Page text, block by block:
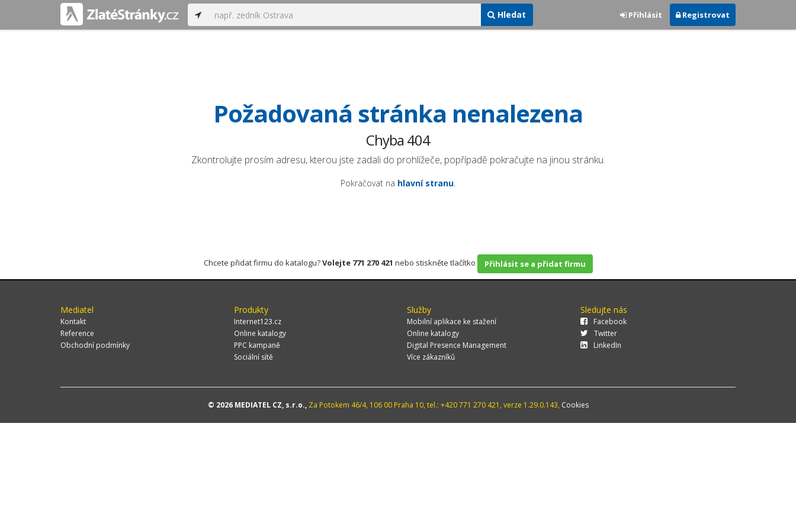
Hledat Přihlásit Registrovat
Požadovaná stránka nenalezena
Chyba 404
Zkontrolujte prosím adresu, kterou jste zadali do prohlížeče, popřípadě pokračujte na jinou stránku.
Pokračovat na hlavní stranu.
Chcete přidat firmu do katalogu?Volejte 771 270 421 nebo stiskněte tlačítko Přihlásit se a přidat firmu
Mediatel
Kontakt
Reference
Obchodní podmínky
Produkty
Internet123.cz
Online katalogy
PPC kampaně
Sociální sítě
Služby
Mobilní aplikace ke stažení
Online katalogy
Digital Presence Management
Více zákazníků
Sledujte nás
Facebook
Twitter
LinkedIn
© 2026 MEDIATEL CZ, s.r.o.,Za Potokem 46/4, 106 00 Praha 10, tel.: +420 771 270 421, verze 1.29.0.143, Cookies